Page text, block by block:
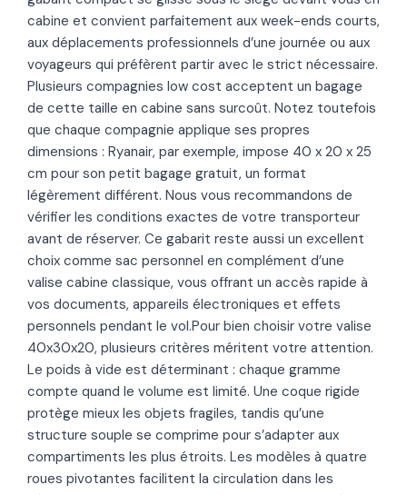
cabine et convient parfaitement aux week-ends courts,
aux déplacements professionnels d’une journée ou aux
voyageurs qui préfèrent partir avec le strict nécessaire.
Plusieurs compagnies low cost acceptent un bagage
de cette taille en cabine sans surcoût. Notez toutefois
que chaque compagnie applique ses propres
dimensions : Ryanair, par exemple, impose 40 x 20 x 25
cm pour son petit bagage gratuit, un format
légèrement différent. Nous vous recommandons de
vérifier les conditions exactes de votre transporteur
avant de réserver. Ce gabarit reste aussi un excellent
choix comme sac personnel en complément d’une
valise cabine classique, vous offrant un accès rapide à
vos documents, appareils électroniques et effets
personnels pendant le vol.Pour bien choisir votre valise
40x30x20, plusieurs critères méritent votre attention.
Le poids à vide est déterminant : chaque gramme
compte quand le volume est limité. Une coque rigide
protège mieux les objets fragiles, tandis qu’une
structure souple se comprime pour s’adapter aux
compartiments les plus étroits. Les modèles à quatre
roues pivotantes facilitent la circulation dans les